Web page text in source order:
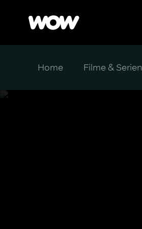
Home Filme & Serien